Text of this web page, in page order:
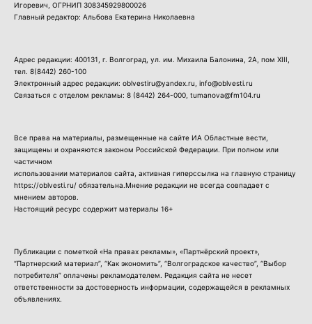
Игоревич, ОГРНИП 308345929800026
Главный редактор: Альбова Екатерина Николаевна
Адрес редакции: 400131, г. Волгоград, ул. им. Михаила Балонина, 2А, пом XIII,
тел. 8(8442) 260-100
Электронный адрес редакции: oblvestiru@yandex.ru, info@oblvesti.ru
Связаться с отделом рекламы: 8 (8442) 264-000 , tumanova@fm104.ru
Все права на материалы, размещенные на сайте ИА Областные вести,
защищены и охраняются законом Российской Федерации. При полном или
частичном
использовании материалов сайта, активная гиперссылка на главную страницу
https://oblvesti.ru/ обязательна.Мнение редакции не всегда совпадает с
мнением авторов.
Настоящий ресурс содержит материалы 16+
Публикации с пометкой «На правах рекламы», «Партнёрский проект»,
“Партнерский материал”, “Как экономить”, “Волгоградское качество”, “Выбор
потребителя” оплачены рекламодателем. Редакция сайта не несет
ответственности за достоверность информации, содержащейся в рекламных
объявлениях.